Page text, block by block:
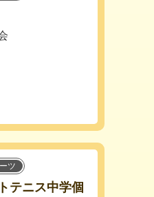
ツ
テニス中学個